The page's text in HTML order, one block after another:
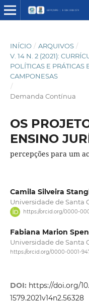
INÍCIO / ARQUIVOS /
V. 14 N. 2 (2021):
POLÍTICAS E PRÁTICAS
CAMPONESAS
/
Demanda Contínua
OS
ENSINO
percepções para um
Camila Silveira
Universidade de Santa
https://orcid.org/0000-
Fabiana Marion
Universidade de Santa
https://orcid.org/0000-0001-
DOI: https://doi.org/
1579.2021v14n2.56328